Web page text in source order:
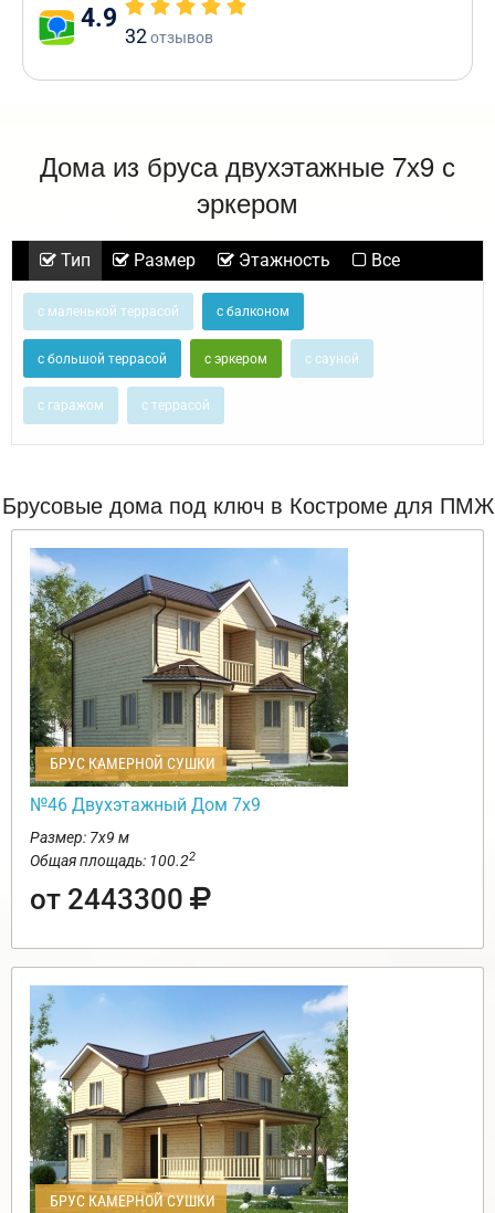
4.9
32отзывов
Дома из бруса двухэтажные 7х9 с
эркером
Тип Размер Этажность Все
с маленькой террасой с балконом
с большой террасой с эркером с сауной
с гаражом с террасой
Брусовые дома под ключ в Костроме для ПМЖ
БРУС КАМЕРНОЙ СУШКИ
№46 Двухэтажный Дом 7х9
Размер: 7х9 м
Общая площадь: 100.22
от 2443300
БРУС КАМЕРНОЙ СУШКИ